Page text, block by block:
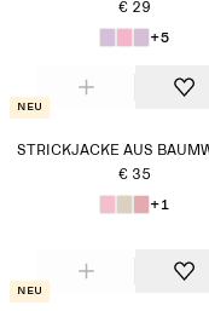
€ 29
+5
Neu
STRICKJACKE AUS
€ 35
+1
Neu